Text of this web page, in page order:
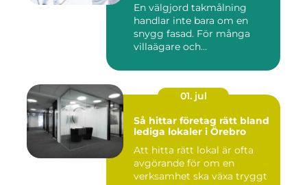
En välgjord takmålning
handlar inte bara om en
snygg fasad. För många
villaägare och
01. jul
Så hittar företag rätt bland
lediga lokaler i Örebro
Att hitta rätt lokal är ofta
avgörande för om en
verksamhet ska växa tryggt